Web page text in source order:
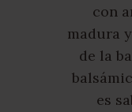
con
madura
de la
es